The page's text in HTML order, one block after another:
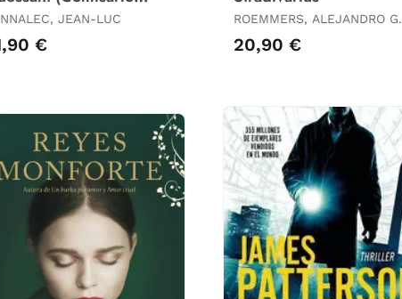
13) JEAN-LUC
€
ROEMMERS, ALEJANDRO G.
20,90 €